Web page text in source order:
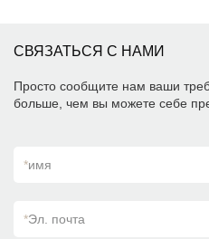
СВЯЗАТЬСЯ С НАМИ
Просто сообщите нам ваши
больше, чем вы можете себе
*имя
*Эл. почта